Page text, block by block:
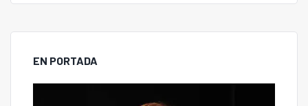
EN PORTADA